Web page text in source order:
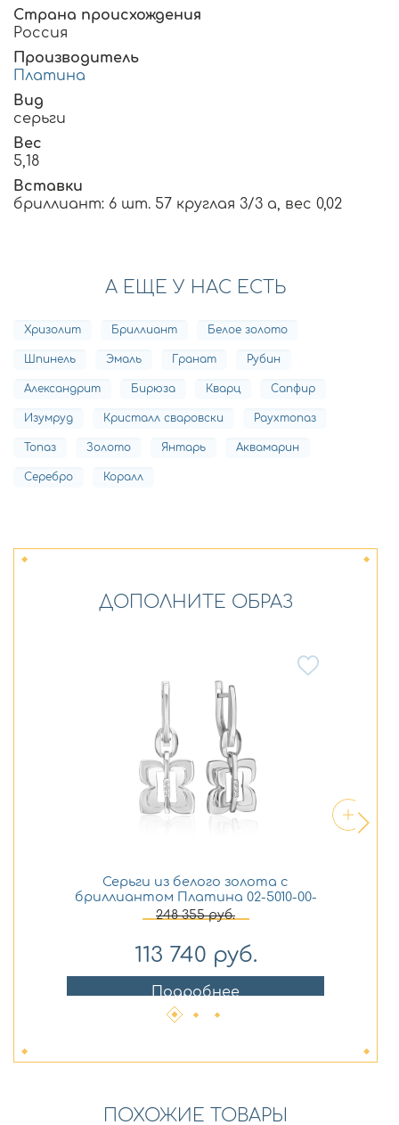
Страна происхождения
Россия
Производитель
Платина
Вид
серьги
Вес
5,18
Вставки
бриллиант: 6 шт. 57 круглая 3/3 а, вес 0,02
А ЕЩЕ У НАС ЕСТЬ
Хризолит Бриллиант Белое золото
Шпинель Эмаль Гранат Рубин
Александрит Бирюза Кварц Сапфир
Изумруд Кристалл сваровски Раухтопаз
Топаз Золото Янтарь Аквамарин
Серебро Коралл
ДОПОЛНИТЕ ОБРАЗ
Серьги из белого золота с
бриллиантом Платина 02-5010-00-
101-1120
248 355руб.
113 740 руб.
Подробнее
ПОХОЖИЕ ТОВАРЫ